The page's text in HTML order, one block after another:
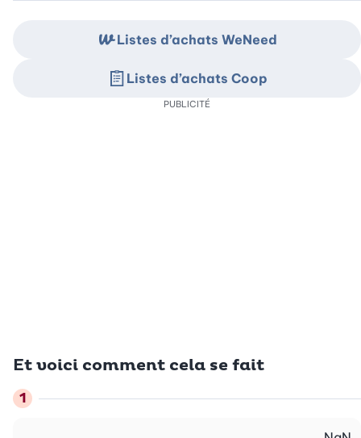
Et voici comment cela se fait
Listes d’achats WeNeed
Listes d’achats Coop
PUBLICITÉ